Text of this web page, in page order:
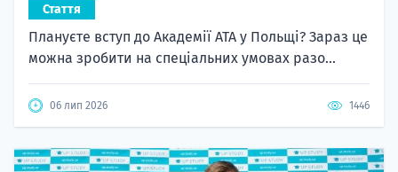
Стаття
Плануєте вступ до Академії ATA у Польщі? Зараз це
можна зробити на спеціальних умовах разо...
06 лип 2026 1446